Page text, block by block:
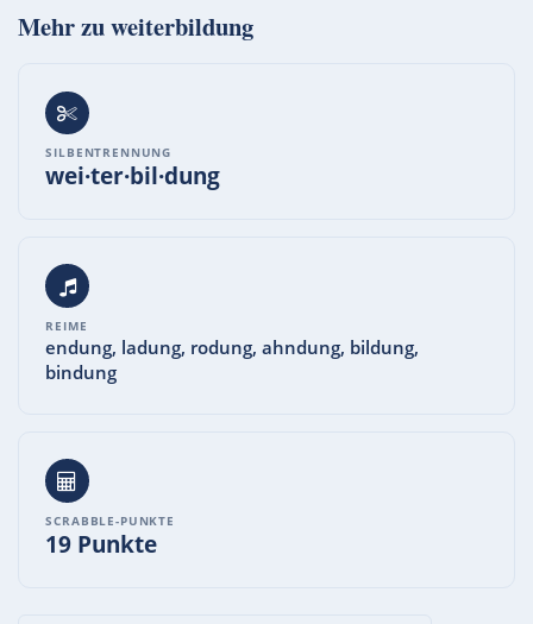
Mehr zuweiterbildung
SILBENTRENNUNG
wei·ter·bil·dung
REIME
endung, ladung, rodung, ahndung, bildung,
bindung
SCRABBLE-PUNKTE
19 Punkte